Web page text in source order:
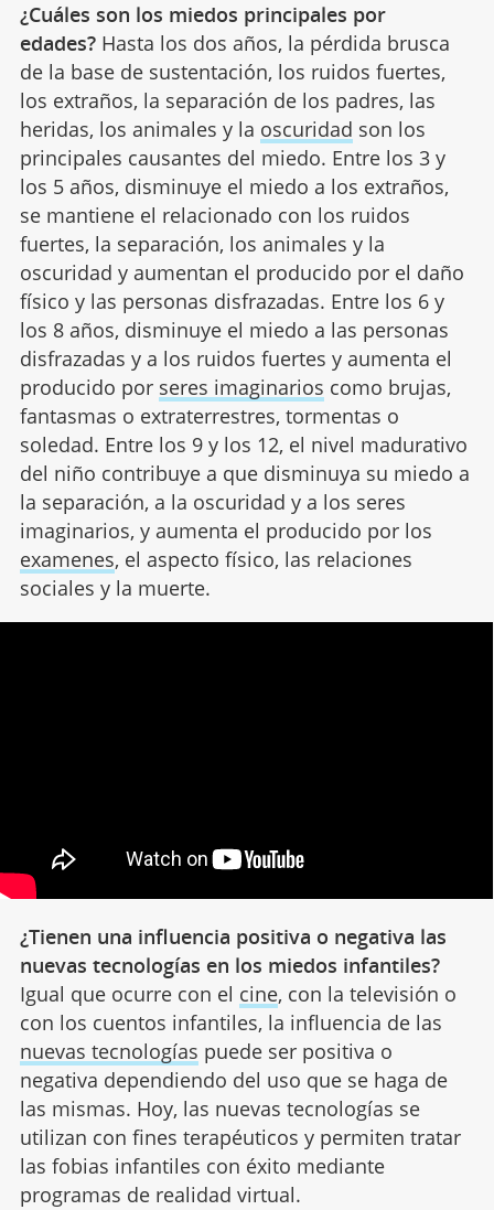
¿Cuáles son los miedos principales por
edades?Hasta los dos años, la pérdida brusca
de la base de sustentación, los ruidos fuertes,
los extraños, la separación de los padres, las
heridas, los animales y la oscuridad son los
principales causantes del miedo. Entre los 3 y
los 5 años, disminuye el miedo a los extraños,
se mantiene el relacionado con los ruidos
fuertes, la separación, los animales y la
oscuridad y aumentan el producido por el daño
físico y las personas disfrazadas. Entre los 6 y
los 8 años, disminuye el miedo a las personas
disfrazadas y a los ruidos fuertes y aumenta el
producido por seres imaginarios como brujas,
fantasmas o extraterrestres, tormentas o
soledad. Entre los 9 y los 12, el nivel madurativo
del niño contribuye a que disminuya su miedo a
la separación, a la oscuridad y a los seres
imaginarios, y aumenta el producido por los
examenes, el aspecto físico, las relaciones
sociales y la muerte.
¿Tienen una influencia positiva o negativa las
nuevas tecnologías en los miedos infantiles?
Igual que ocurre con el cine, con la televisión o
con los cuentos infantiles, la influencia de las
nuevas tecnologías puede ser positiva o
negativa dependiendo del uso que se haga de
las mismas. Hoy, las nuevas tecnologías se
utilizan con fines terapéuticos y permiten tratar
las fobias infantiles con éxito mediante
programas de realidad virtual.